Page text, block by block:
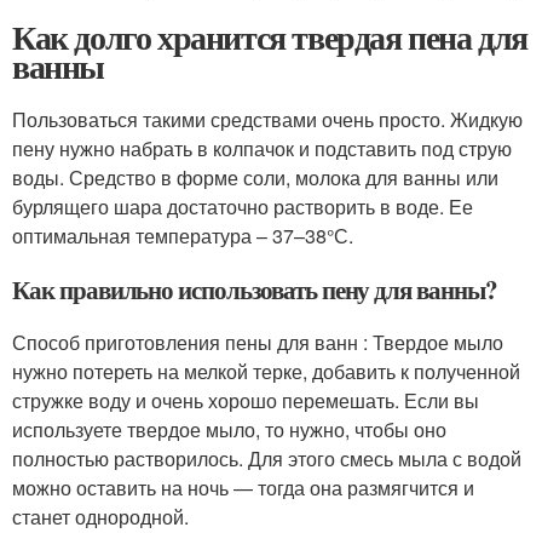
Как долго хранится твердая пена для
ванны
Пользоваться такими средствами очень просто. Жидкую
пену нужно набрать в колпачок и подставить под струю
воды. Средство в форме соли, молока для ванны или
бурлящего шара достаточно растворить в воде. Ее
оптимальная температура – 37–38°С.
Как правильно использовать пену для ванны?
Способ приготовления пены для ванн : Твердое мыло
нужно потереть на мелкой терке, добавить к полученной
стружке воду и очень хорошо перемешать. Если вы
используете твердое мыло, то нужно, чтобы оно
полностью растворилось. Для этого смесь мыла с водой
можно оставить на ночь — тогда она размягчится и
станет однородной.